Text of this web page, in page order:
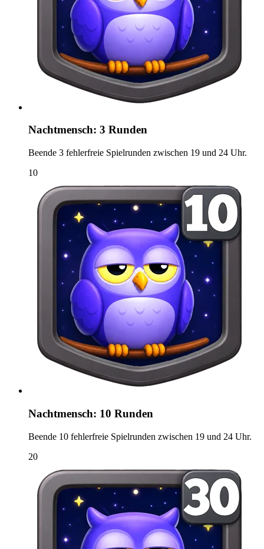
Nachtmensch: 3 Runden
Beende 3 fehlerfreie Spielrunden zwischen 19 und 24 Uhr.
10
Nachtmensch: 10 Runden
Beende 10 fehlerfreie Spielrunden zwischen 19 und 24 Uhr.
20